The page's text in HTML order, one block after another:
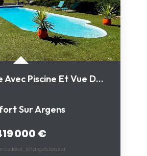
Villa Provençale Avec Piscine Et Vue Dégagée Dans Un...
Sur Argens
000 €